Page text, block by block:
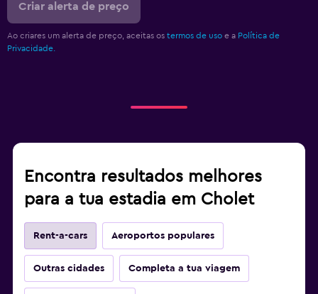
Criar alerta de preço
Ao criares um alerta de preço, aceitas os termos de uso e a Política de
Privacidade.
Encontra resultados melhores
para a tua estadia em Cholet
Rent-a-cars Aeroportos populares
Outras cidades Completa a tua viagem